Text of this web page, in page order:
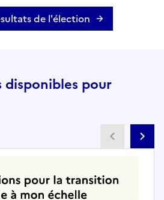
de l'élection
disponibles pour